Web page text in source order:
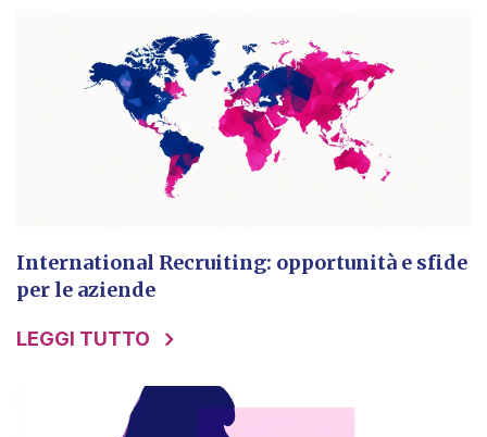
International Recruiting: opportunità e sfide
per le aziende
LEGGI TUTTO